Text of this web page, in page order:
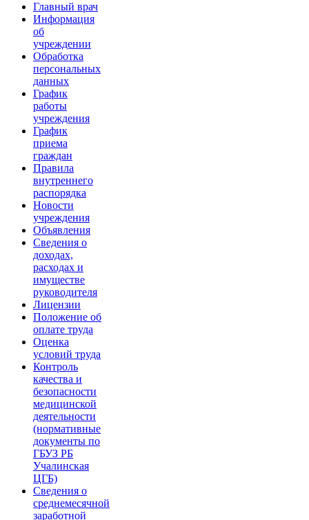
Главный врач
Информация
об
учреждении
Обработка
персональных
данных
График
работы
учреждения
График
приема
граждан
Правила
внутреннего
распорядка
Новости
учреждения
Объявления
Сведения о
доходах,
расходах и
имуществе
руководителя
Лицензии
Положение об
оплате труда
Оценка
условий труда
Контроль
качества и
безопасности
медицинской
деятельности
(нормативные
документы по
ГБУЗ РБ
Учалинская
ЦГБ)
Сведения о
среднемесячной
заработной